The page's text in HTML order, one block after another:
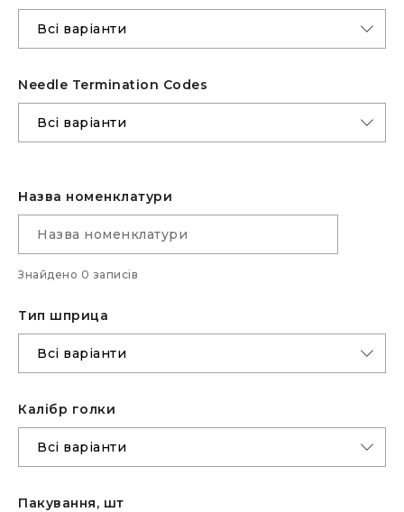
Needle Termination Codes
Назва номенклатури
Знайдено 0 записів
Тип шприца
Калібр голки
Пакування, шт